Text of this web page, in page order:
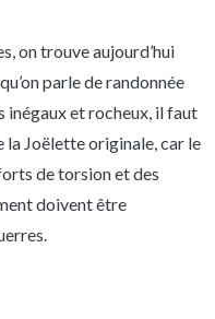
on trouve aujourd’hui
parle de randonnée
inégaux et rocheux, il faut
la Joëlette originale, car le
de torsion et des
doivent être